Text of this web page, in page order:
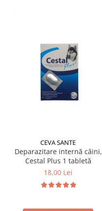
CEVA SANTE
Deparazitare internă câini,
Cestal Plus 1 tabletă
18,00 Lei